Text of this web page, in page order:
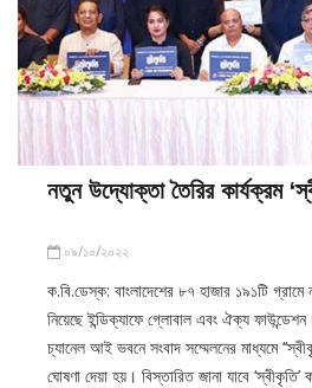
নতুন উদ্যোক্তা তৈরির কার্যক্রম
০৯/১০/২০২২
ক.বি.ডেস্ক: বাংলাদেশের ৮৭ হাজার ১৯১টি
নিয়েছে ইন্ডিক্যাফে গ্লোবাল এবং ঐক্য
চ্যানেল আই ভবনে সংবাদ সম্মেলনের মাধ্যমে
ঘোষণা দেয়া হয়। বিস্তারিত জানা যাবে